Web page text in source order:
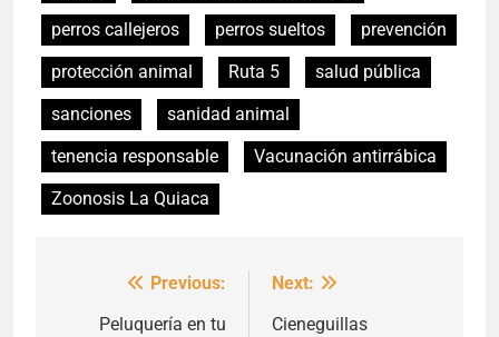
perros callejeros
perros sueltos
prevención
protección animal
Ruta 5
salud pública
sanciones
sanidad animal
tenencia responsable
Vacunación antirrábica
Zoonosis La Quiaca
Navegación
Previous:
Peluquería en tu
Next:
Cieneguillas